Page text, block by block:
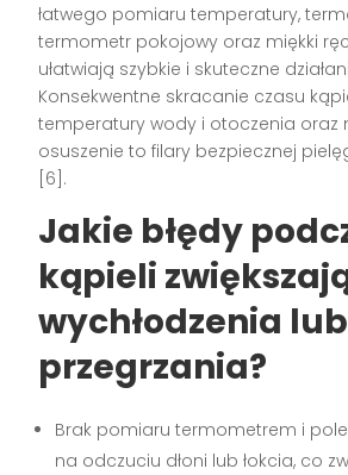
łatwego pomiaru temperatury,
termometr pokojowy oraz miękki
ułatwiają szybkie i skuteczne
Konsekwentne skracanie czasu
temperatury wody i otoczenia oraz
osuszenie to filary bezpiecznej
[6].
Jakie błędy
kąpieli
wychłodzenia lub
przegrzania?
Brak pomiaru termometrem i
na odczuciu dłoni lub łokcia, co